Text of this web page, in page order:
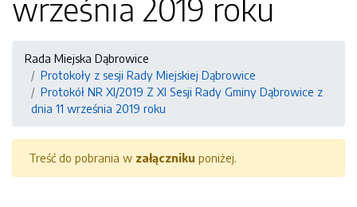
września 2019 roku
Rada Miejska Dąbrowice
Protokoły z sesji Rady Miejskiej Dąbrowice
Protokół NR XI/2019 Z XI Sesji Rady Gminy Dąbrowice z
dnia 11 września 2019 roku
Treść do pobrania w załączniku poniżej.